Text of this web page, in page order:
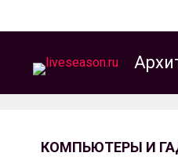
КОМПЬЮТЕРЫ И